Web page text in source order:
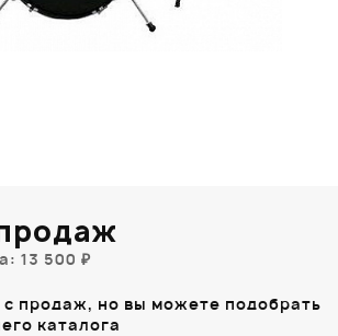
13 500 ₽
с продаж, но вы можете подобрать
каталога